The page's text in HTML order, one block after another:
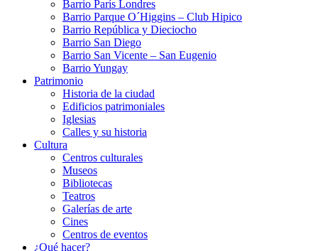
Barrio Parí­s Londres
Barrio Parque O´Higgins – Club Hipico
Barrio República y Dieciocho
Barrio San Diego
Barrio San Vicente – San Eugenio
Barrio Yungay
Patrimonio
Historia de la ciudad
Edificios patrimoniales
Iglesias
Calles y su historia
Cultura
Centros culturales
Museos
Bibliotecas
Teatros
Galerí­as de arte
Cines
Centros de eventos
¿Qué hacer?